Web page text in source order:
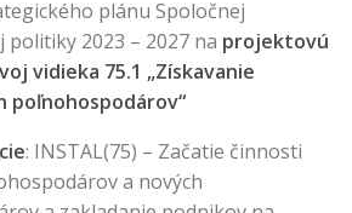
plánu Spoločnej
2023 – 2027 na projektovú
vidieka 75.1 „Získavanie
poľnohospodárov“
: INSTAL(75) – Začatie činnosti
a nových